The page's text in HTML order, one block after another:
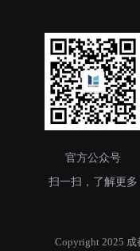
官方公众号
扫一扫，了解更多
Copyright 2025